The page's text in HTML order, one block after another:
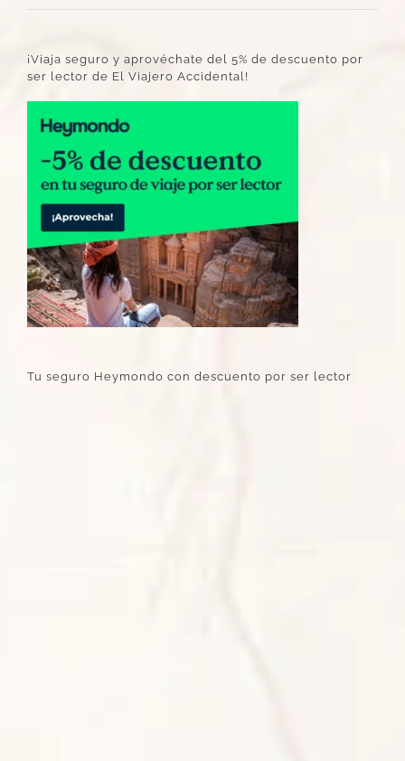
¡Viaja seguro y aprovéchate del 5% de descuento por
ser lector de El Viajero Accidental!
Tu seguro Heymondo con descuento por ser lector